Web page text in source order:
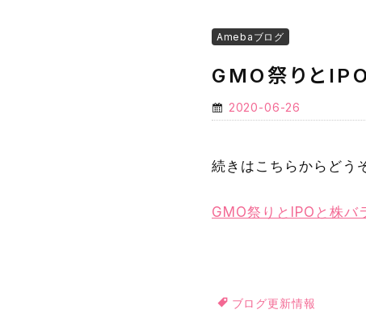
Amebaブログ
GMO祭りと
2020-06-26
続きはこちらからどう
GMO祭りとIPOと株バ
ブログ更新情報